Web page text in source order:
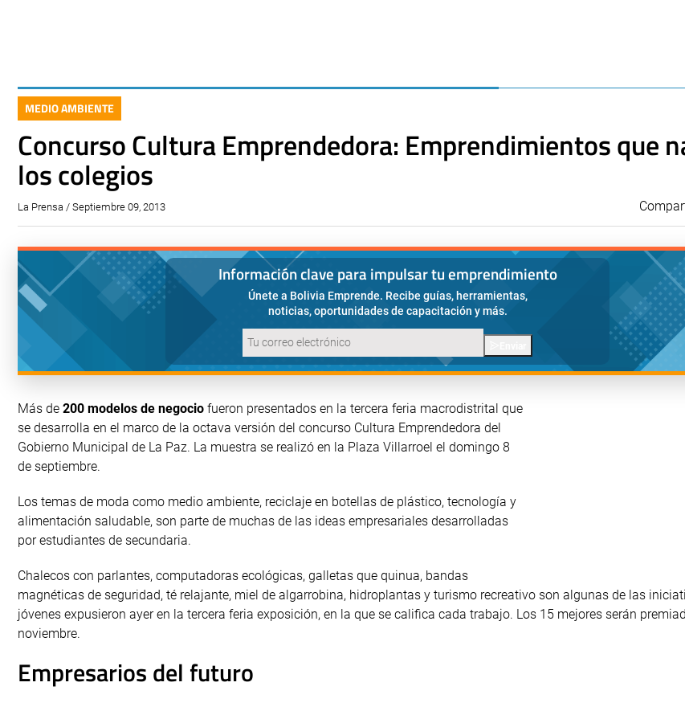
MEDIO AMBIENTE
Concurso Cultura Emprendedora: Emprendimientos que
los colegios
La Prensa / Septiembre 09, 2013
Información clave para impulsar tu emprendimiento
Únete a Bolivia Emprende. Recibe guías, herramientas,
noticias, oportunidades de capacitación y más.
Más de 200 modelos de negocio fueron presentados en la tercera feria macrodistrital que
se desarrolla en el marco de la octava versión del concurso Cultura Emprendedora del
Gobierno Municipal de La Paz. La muestra se realizó en la Plaza Villarroel el domingo 8
de septiembre.
Los temas de moda como medio ambiente, reciclaje en botellas de plástico, tecnología y
alimentación saludable, son parte de muchas de las ideas empresariales desarrolladas
por estudiantes de secundaria.
Chalecos con parlantes, computadoras ecológicas, galletas que quinua, bandas
magnéticas de seguridad, té relajante, miel de algarrobina, hidroplantas y turismo recreativo son algunas de las
jóvenes expusieron ayer en la tercera feria exposición, en la que se califica cada trabajo. Los 15 mejores serán
noviembre.
Empresarios del futuro